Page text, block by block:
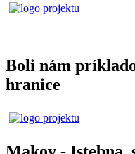
Boli nám
hranice